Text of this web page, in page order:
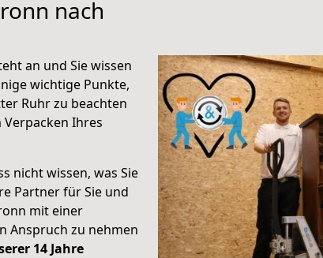
nach
an und Sie wissen
wichtige Punkte,
Ruhr zu beachten
Ihres
nicht wissen, was Sie
Partner für Sie und
mit einer
Anspruch zu nehmen
14 Jahre